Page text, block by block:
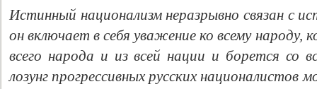
Истинный национализм неразрывно связан с
он включает в себя уважение ко всему народу,
всего народа и из всей нации и борется со
лозунг прогрессивных русских